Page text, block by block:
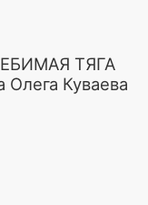
ТЯГА
Куваева